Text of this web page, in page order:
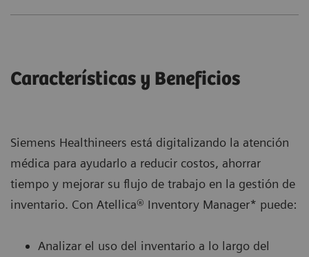
Características y Beneficios
Siemens Healthineers está digitalizando la atención
médica para ayudarlo a reducir costos, ahorrar
tiempo y mejorar su flujo de trabajo en la gestión de
inventario. Con Atellica® Inventory Manager* puede:
Analizar el uso del inventario a lo largo del